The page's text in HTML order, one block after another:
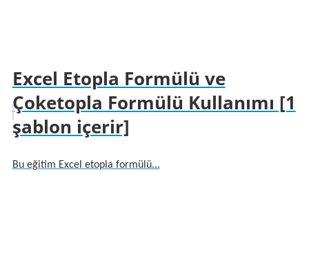
Excel Etopla Formülü ve
Çoketopla Formülü Kullanımı [1
şablon içerir]
Bu eğitim Excel etopla formülü...